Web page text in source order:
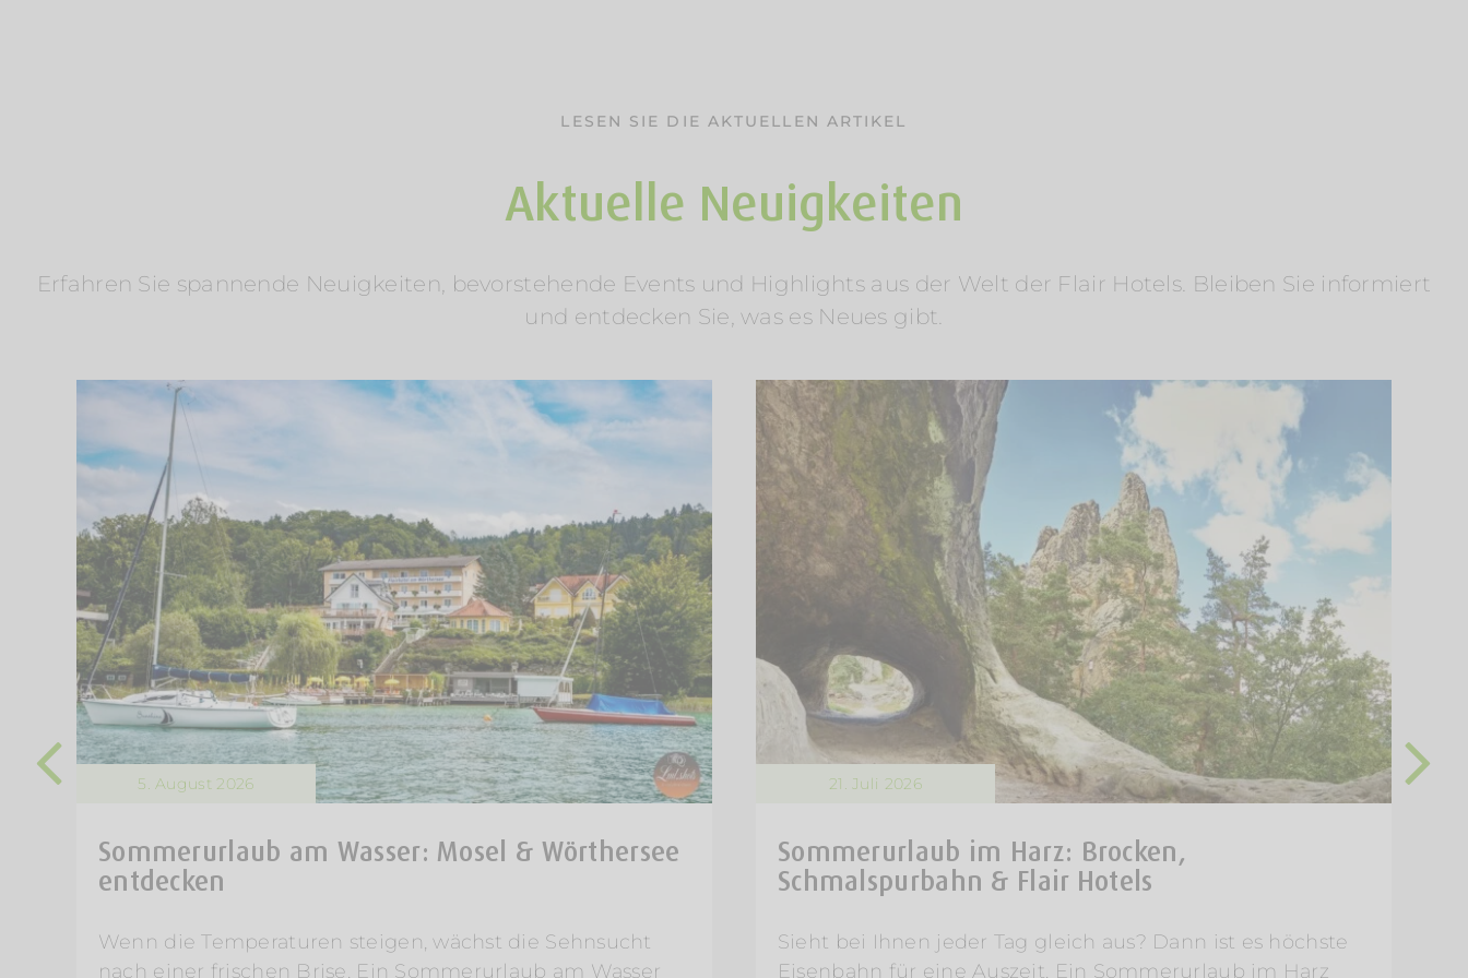
LESEN SIE DIE AKTUELLEN ARTIKEL
Aktuelle Neuigkeiten
Erfahren Sie spannende Neuigkeiten, bevorstehende Events und Highlights aus der Welt der Flair Hotels. Bleiben Sie informiert
und entdecken Sie, was es Neues gibt.
5. August 2026
Sommerurlaub am Wasser: Mosel & Wörthersee
entdecken
Wenn die Temperaturen steigen, wächst die Sehnsucht
nach einer frischen Brise. Ein Sommerurlaub am Wasser
21. Juli 2026
Sommerurlaub im Harz: Brocken,
Schmalspurbahn & Flair Hotels
Sieht bei Ihnen jeder Tag gleich aus? Dann ist es höchste
Eisenbahn für eine Auszeit. Ein Sommerurlaub im Harz